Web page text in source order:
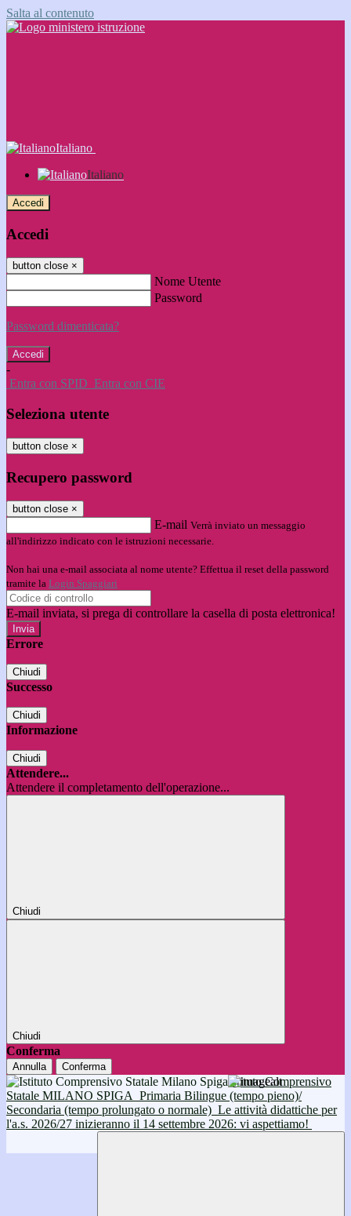
Salta al contenuto
Italiano
Italiano
Accedi
Accedi
button close ×
Nome Utente
Password
Password dimenticata?
-
Entra con SPID Entra con CIE
Seleziona utente
button close ×
Recupero password
button close ×
E-mail Verrà inviato un messaggio
all'indirizzo indicato con le istruzioni necessarie.
Non hai una e-mail associata al nome utente? Effettua il reset della password
tramite la Login Spaggiari
E-mail inviata, si prega di controllare la casella di posta elettronica!
Errore
Chiudi
Successo
Chiudi
Informazione
Chiudi
Attendere...
Attendere il completamento dell'operazione...
Chiudi
Chiudi
Conferma
Annulla Conferma
Istituto Comprensivo
Statale MILANO SPIGA Primaria Bilingue (tempo pieno)/
Secondaria (tempo prolungato o normale) Le attività didattiche per
l'a.s. 2026/27 inizieranno il 14 settembre 2026: vi aspettiamo!